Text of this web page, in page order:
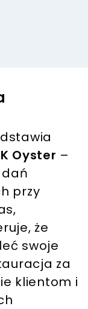
Oyster –
przy
że
swoje
za
klientom i